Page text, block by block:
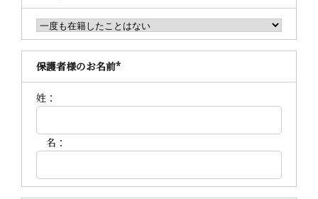
保護者様のお名前*
姓：
名：